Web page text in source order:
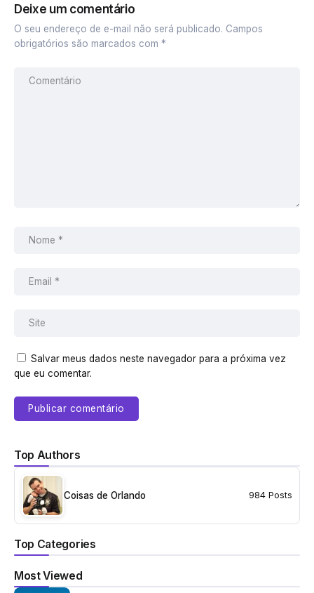
Deixe um comentário
O seu endereço de e-mail não será publicado. Campos
obrigatórios são marcados com *
Salvar meus dados neste navegador para a próxima vez
que eu comentar.
Top Authors
Coisas de Orlando 984 Posts
Top Categories
Most Viewed